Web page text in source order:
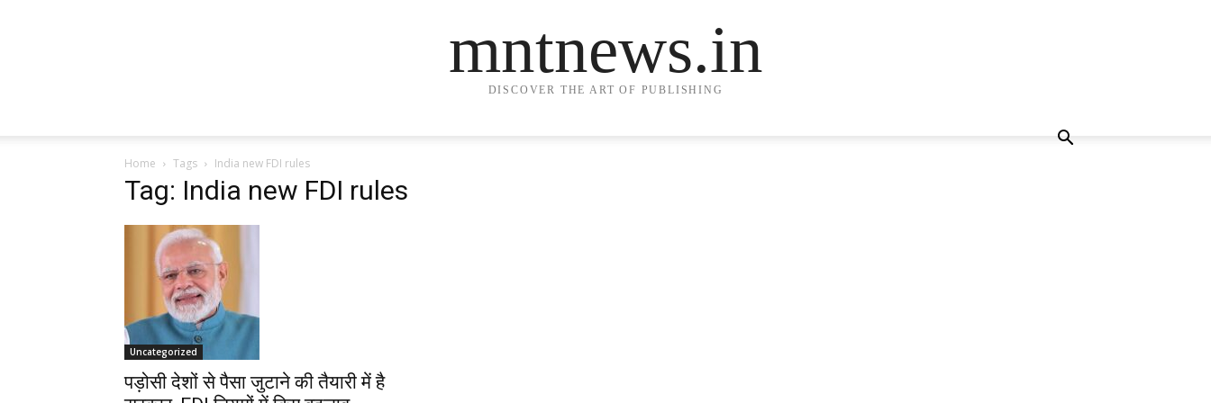
mntnews.in
DISCOVER THE ART OF PUBLISHING
Home Tags India new FDI rules
Tag: India new FDI rules
Uncategorized
पड़ोसी देशों से पैसा जुटाने की तैयारी में है